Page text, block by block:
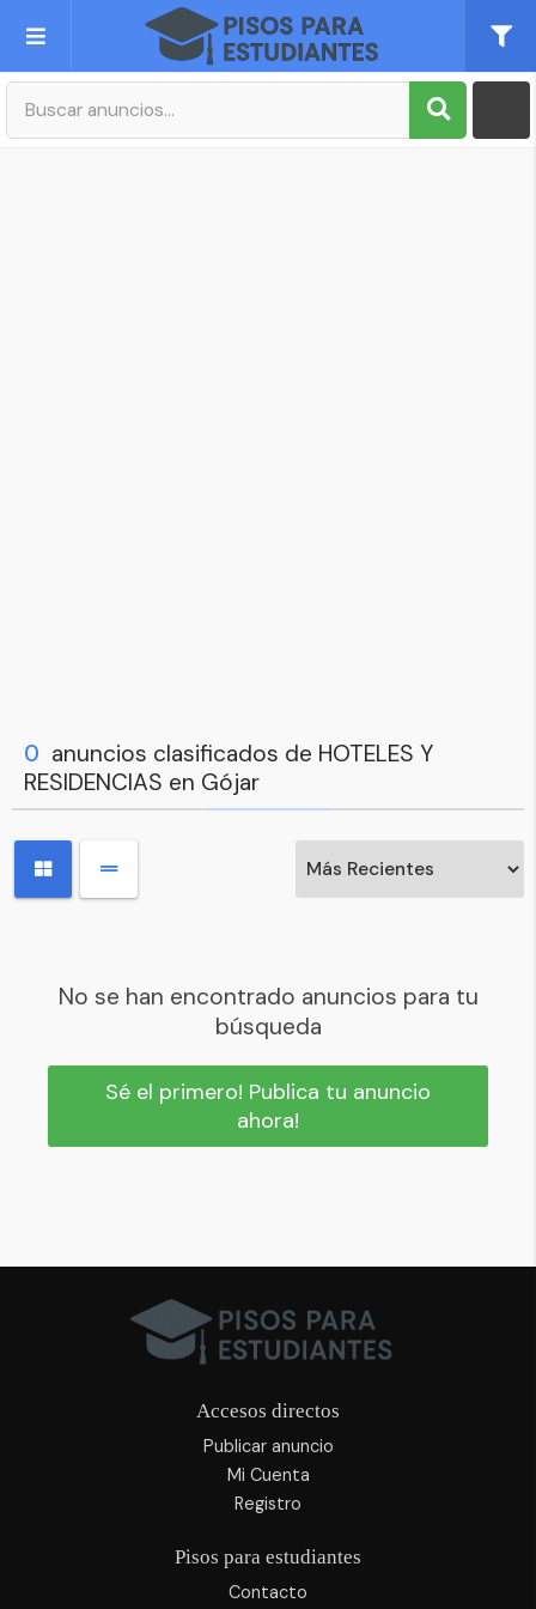
Publica tu Anuncio
0 anuncios clasificados de HOTELES Y
RESIDENCIAS en Gójar
No se han encontrado anuncios para tu
búsqueda
Sé el primero! Publica tu anuncio
ahora!
Accesos directos
Publicar anuncio
Mi Cuenta
Registro
Pisos para estudiantes
Contacto